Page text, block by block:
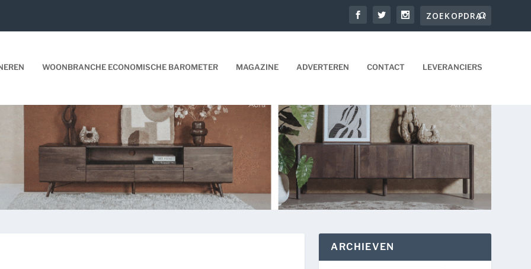
WOONBRANCHE ECONOMISCHE BAROMETER MAGAZINE ADVERTEREN CONTACT LEVERANCIERS
ARCHIEVEN